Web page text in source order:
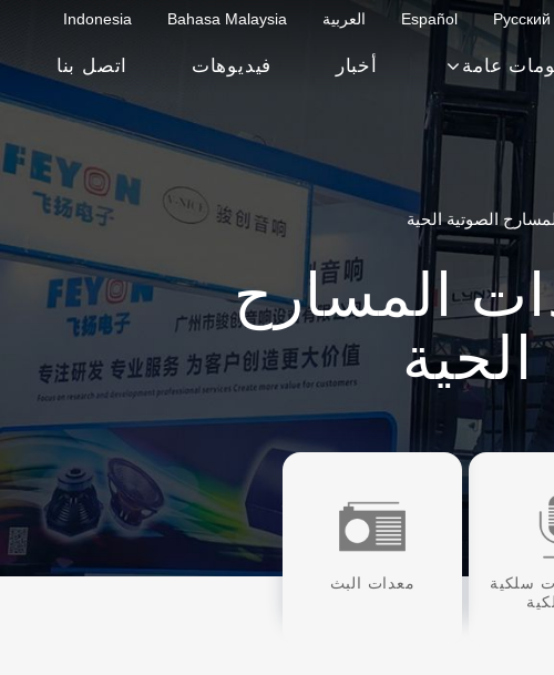
Русский
Español العربية Bahasa Malaysia
Indonesia
عامة أخبار فيديوهات اتصل بنا
الصوتية الحية
المسارح
سلكية
معدات البث